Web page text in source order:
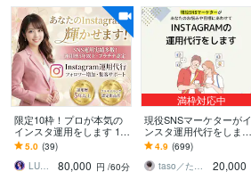
限定10枠！プロが本気の
インスタ運用をします 1ヶ
月間/完全丸投げOK！あな
たのSNS運用担当者にな
ります
5.0 (39)
LUNA ☽✰ママインフルエンサー
80,000 円 /60分
満枠対応中
現役SNSマーケターがイ
ンスタ運用代行をします
『画像制作のみ』から
『全部おまかせ』まで！
最適プランを提案！
4.9 (699)
taso／たそ｜SNSマーケター
20,000